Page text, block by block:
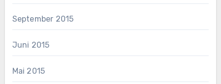
September 2015
Juni 2015
Mai 2015